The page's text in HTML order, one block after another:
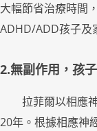
大幅節省治療時間
ADHD/ADD孩子及
2.無副作用，孩
拉菲爾以相應神
20年。根據相應神